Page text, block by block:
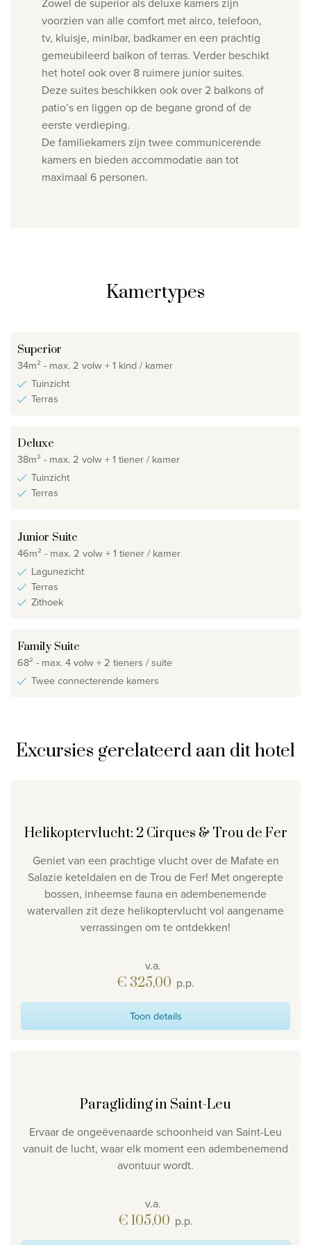
voorzien van alle comfort met airco, telefoon,
tv, kluisje, minibar, badkamer en een prachtig
gemeubileerd balkon of terras. Verder beschikt
het hotel ook over 8 ruimere junior suites.
Deze suites beschikken ook over 2 balkons of
patio’s en liggen op de begane grond of de
eerste verdieping.
De familiekamers zijn twee communicerende
kamers en bieden accommodatie aan tot
maximaal 6 personen.
Kamertypes
Superior
34m² - max. 2 volw + 1 kind / kamer
Tuinzicht
Terras
Deluxe
38m² - max. 2 volw + 1 tiener / kamer
Tuinzicht
Terras
Junior Suite
46m² - max. 2 volw + 1 tiener / kamer
Lagunezicht
Terras
Zithoek
Family Suite
68² - max. 4 volw + 2 tieners / suite
Twee connecterende kamers
Excursies gerelateerd aan dit hotel
Helikoptervlucht: 2 Cirques & Trou de Fer
Geniet van een prachtige vlucht over de Mafate en
Salazie keteldalen en de Trou de Fer! Met ongerepte
bossen, inheemse fauna en adembenemende
watervallen zit deze helikoptervlucht vol aangename
verrassingen om te ontdekken!
v.a.
€ 325,00 p.p.
Toon details
Paragliding in Saint-Leu
Ervaar de ongeëvenaarde schoonheid van Saint-Leu
vanuit de lucht, waar elk moment een adembenemend
avontuur wordt.
v.a.
€ 105,00 p.p.